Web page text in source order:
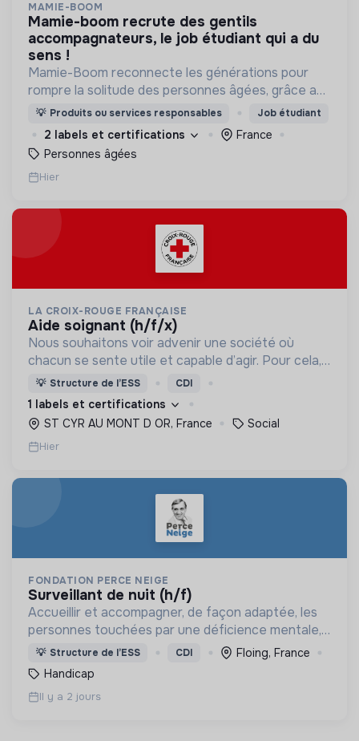
MAMIE-BOOM
mamie-boom recrute des gentils
accompagnateurs, le job étudiant qui a du
sens !
Mamie-Boom reconnecte les générations pour
rompre la solitude des personnes âgées, grâce aux
visites d'étudiants chaque semaine.
💡 Produits ou services responsables Job étudiant
2 labels et certifications
France
Personnes âgées
Hier
LA CROIX-ROUGE FRANÇAISE
aide soignant (h/f/x)
Nous souhaitons voir advenir une société où
chacun se sente utile et capable d’agir. Pour cela,
nous proposons des moyens et des lieux
d’engagement innovants et adaptés à tous.
💡 Structure de l’ESS CDI
1 labels et certifications
ST CYR AU MONT D OR, France
Social
Hier
FONDATION PERCE NEIGE
surveillant de nuit (h/f)
Accueillir et accompagner, de façon adaptée, les
personnes touchées par une déficience mentale,
un handicap physique ou psychique
💡 Structure de l’ESS CDI
Floing, France
Handicap
Il y a 2 jours